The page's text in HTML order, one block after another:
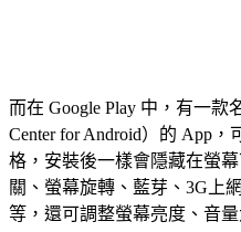
而在 Google Play 中，有一款
Center for Android）的 App
格，安裝後一樣會隱藏在螢
關、螢幕旋轉、藍芽、3G上
等，還可調整螢幕亮度、音量